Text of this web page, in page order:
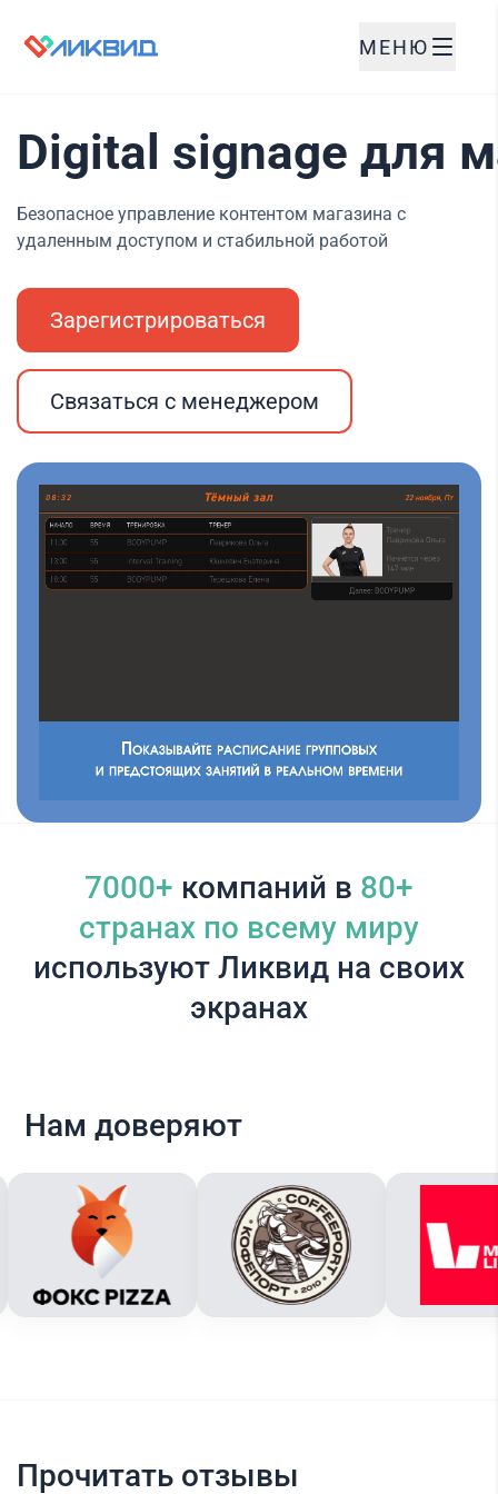
МЕНЮ
Digital signage для
Безопасное управление контентом магазина с
удаленным доступом и стабильной работой
Зарегистрироваться
Связаться с менеджером
7000+ компаний в 80+
cтранах по всему миру
используют Ликвид на своих
экранах
Нам доверяют
Прочитать отзывы